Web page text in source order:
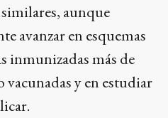
aunque
avanzar en esquemas
inmunizadas más de
vacunadas y en estudiar